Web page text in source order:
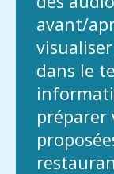
avant/
dans le
préparer